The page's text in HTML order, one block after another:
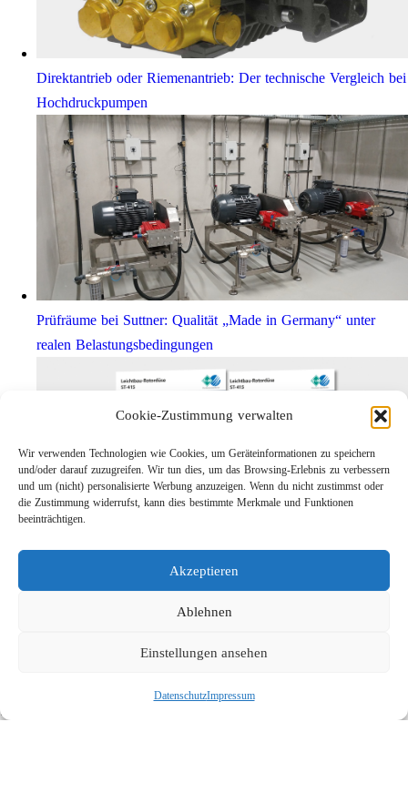
Cookie-Zustimmung verwalten
Wir verwenden Technologien wie Cookies, um Geräteinformationen zu speichern
und/oder darauf zuzugreifen. Wir tun dies, um das Browsing-Erlebnis zu verbessern
und um (nicht) personalisierte Werbung anzuzeigen. Wenn du nicht zustimmst oder
die Zustimmung widerrufst, kann dies bestimmte Merkmale und Funktionen
beeinträchtigen.
Akzeptieren
Ablehnen
Einstellungen ansehen
DatenschutzImpressum
Direktantrieb oder Riemenantrieb: Der technische Vergleich bei
Hochdruckpumpen
Prüfräume bei Suttner: Qualität „Made in Germany“ unter
realen Belastungsbedingungen
Links
Suche